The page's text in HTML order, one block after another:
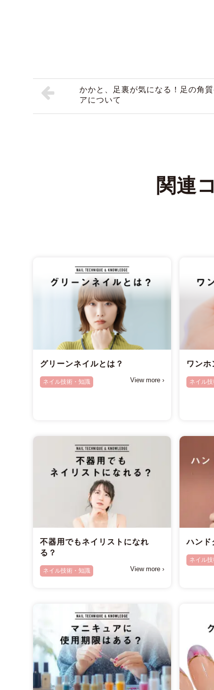
かかと、足裏が気になる！足の角質
アについて
関連
グリーンネイルとは？
ネイル技術・知識 View more ›
ワンホ
ネイル
不器用でもネイリストになれ
る？
ネイル技術・知識 View more ›
ハンド
ネイル